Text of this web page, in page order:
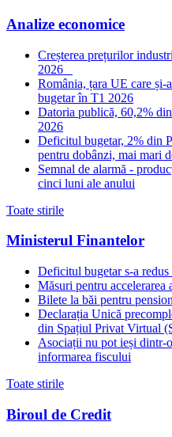
Analize economice
Creșterea prețurilor
2026
România, țara UE care și-
bugetar în T1 2026
Datoria publică, 60,2%
2026
Deficitul bugetar, 2% din
pentru dobânzi, mai mari
Semnal de alarmă -
cinci luni ale anului
Toate stirile
Ministerul Finantelor
Deficitul bugetar s-a
Măsuri pentru
Bilete la băi pentru
Declarația Unică
din Spațiul Privat Virtual
Asociații nu pot ieși dintr-
informarea fiscului
Toate stirile
Biroul de Credit